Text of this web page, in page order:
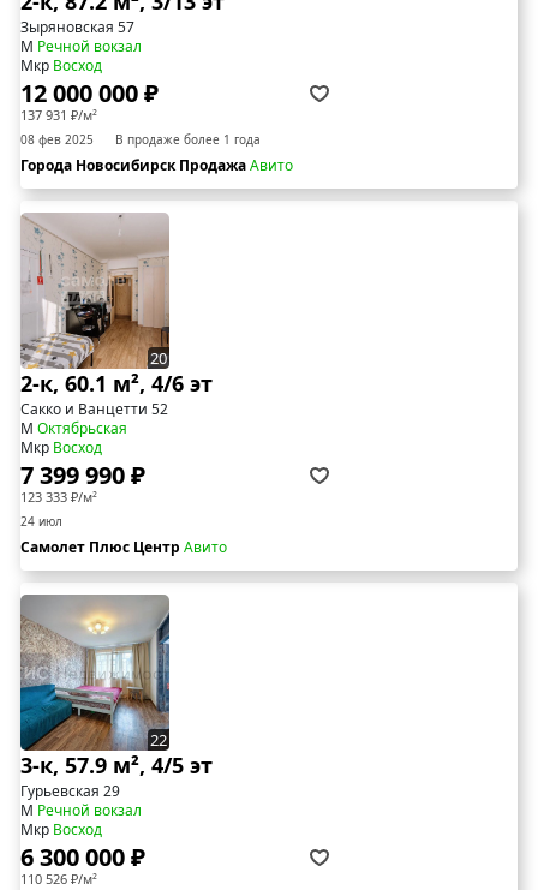
Зыряновская 57
М Речной вокзал
Мкр Восход
12 000 000 ₽
137 931 ₽/м²
08 фев 2025 В продаже более 1 года
Города Новосибирск ПродажаАвито
20
2-к, 60.1 м², 4/6 эт
Сакко и Ванцетти 52
М Октябрьская
Мкр Восход
7 399 990 ₽
123 333 ₽/м²
24 июл
Самолет Плюс Центр Авито
22
3-к, 57.9 м², 4/5 эт
Гурьевская 29
М Речной вокзал
Мкр Восход
6 300 000 ₽
110 526 ₽/м²